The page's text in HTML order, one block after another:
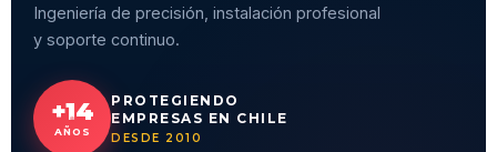
Ingeniería de precisión, instalación profesional
y soporte continuo.
+14
AÑOS
PROTEGIENDO
EMPRESAS EN CHILE
DESDE 2010